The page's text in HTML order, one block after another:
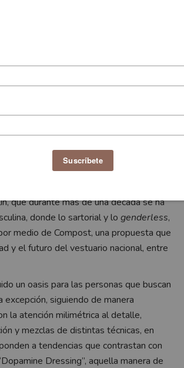
de moda” expresa “El otro”
la actual colección de Mon &
que durante más de una década se ha
donde lo sartorial y lo genderless,
medio de Compost, una propuesta que
y el futuro del vestuario nacional, entre
un oasis para las personas que buscan
siguiendo de manera
la atención milimétrica al detalle,
y mezclas de distintas técnicas, en
a tendencias que contrastan con
Dressing”, aquella manera de